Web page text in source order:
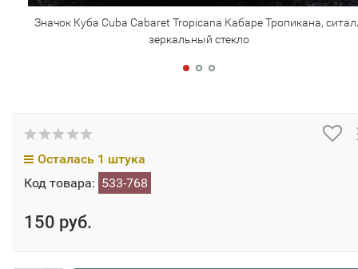
Значок Куба Cuba Cabaret Tropicana Кабаре Тропикана,
зеркальный стекло
Осталась 1 штука
Код товара: 533-768
150 руб.